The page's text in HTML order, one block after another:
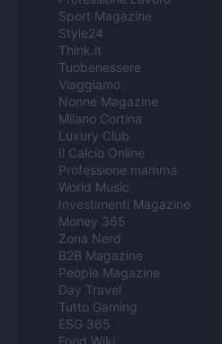
Sport Magazine
Style24
Think.it
Tuobenessere
Viaggiamo
Nonne Magazine
Milano Cortina
Luxury Club
Il Calcio Online
Professione mamma
World Music
Investimenti Magazine
Money 365
Zona Nerd
B2B Magazine
People Magazine
Day Travel
Tutto Gaming
ESG 365
Food Wiki